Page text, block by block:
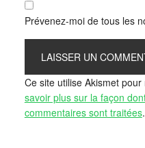
Prévenez-moi de tous les
Ce site utilise Akismet
savoir plus sur la façon
commentaires sont traitées.